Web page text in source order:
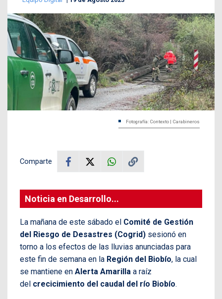
Fotografía: Contexto | Carabineros
Comparte
Noticia en Desarrollo...
La mañana de este sábado el Comité de Gestión
del Riesgo de Desastres (Cogrid) sesionó en
torno a los efectos de las lluvias anunciadas para
este fin de semana en la Región del Biobío, la cual
se mantiene en Alerta Amarilla a raíz
del crecicimiento del caudal del río Biobío.